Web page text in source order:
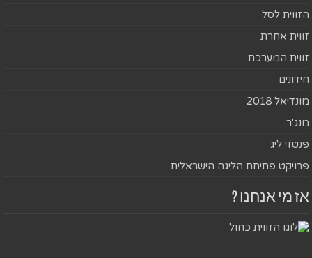
הזווית לסל
זווית אחרת
זווית המערכת
חידונים
מונדיאל 2018
מנג'ר
פנטזי ליג
פרויקט פתיחת הליגה הישראלית
אז מי אנחנו ?